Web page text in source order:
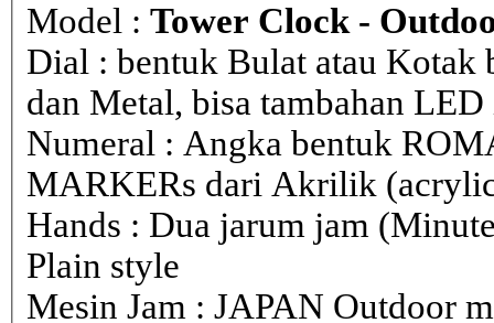
Model : Tower Clock -
Dial : bentuk Bulat atau
dan Metal, bisa tambahan
Numeral : Angka bentuk
MARKERs dari Akrilik
Hands : Dua jarum jam
Plain style
Mesin Jam : JAPAN Outdoor